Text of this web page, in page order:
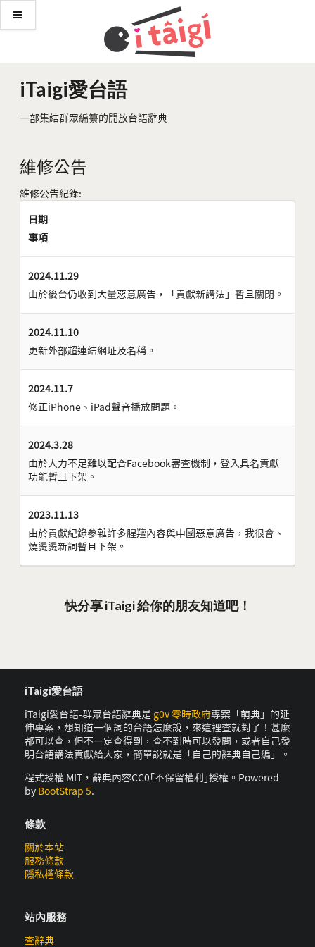
iTaigi愛台語
一部集結群眾編纂的開放台語辭典
維修公告
維修公告紀錄:
日期
事項
2024.11.29
由於後台仍收到大量惡意廣告，「貢獻新講法」暫且關閉。
2024.11.10
更新外部超連結網址及名稱。
2024.11.7
修正iPhone、iPad聲音播放問題。
2024.3.28
由於人力不足難以配合Facebook審查機制，登入具名貢獻
功能暫且下架。
2023.11.13
由於貢獻紀錄參雜許多腥羶內容與中國惡意廣告，我很會、
燒燙燙新詞暫且下架。
快分享 iTaigi 給你的朋友知道吧！
iTaigi愛台語
iTaigi愛台語-群眾台語辭典是 g0v 零時政府專案「萌典」的延
伸專案，想知道一個詞的台語怎麼說，來這裡查就對了！甚麼
都可以查，但不一定查得到，查不到時可以發問，或者自己發
明台語講法貢獻給大家，簡單說就是「自己的辭典自己編」。
程式授權 MIT，辭典內容CC0｢不保留權利｣授權。Powered
by BootStrap 5.
條款
關於本站
服務條款
隱私權條款
站內服務
查辭典